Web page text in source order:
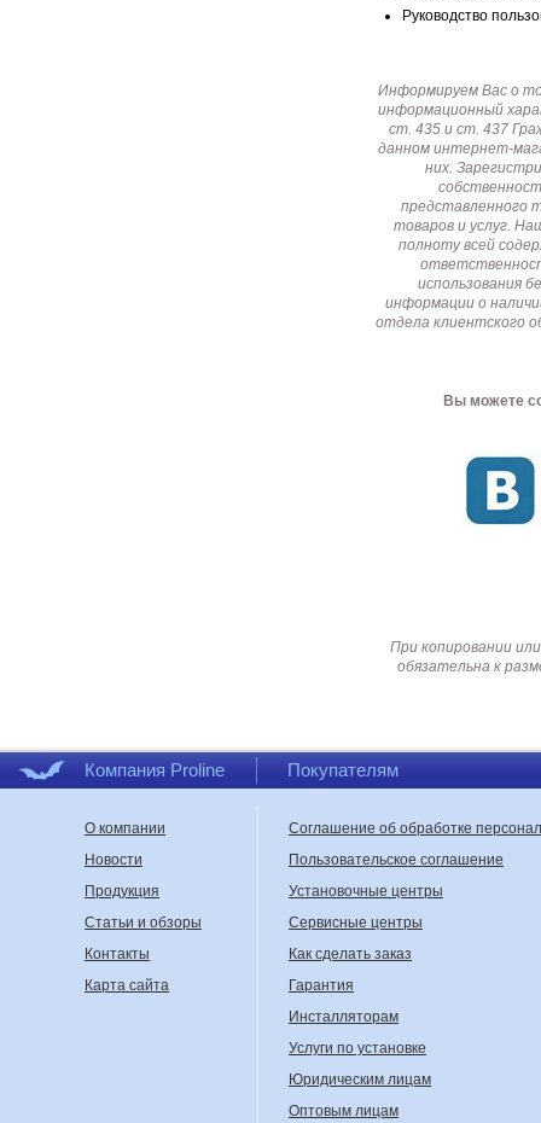
Руководство
Информируем Вас о
информационный
ст. 435 и ст. 437
данном интернет-
них.
представленного
товаров и услуг.
полноту всей
использования
информации о
отдела клиентского
Вы можете
При копировании
обязательна к
Компания Proline Покупателям
О компании
Новости
Продукция
Статьи и обзоры
Контакты
Карта сайта
Соглашение об обработке
Пользовательское соглашение
Установочные центры
Сервисные центры
Как сделать заказ
Гарантия
Инсталляторам
Услуги по установке
Юридическим лицам
Оптовым лицам